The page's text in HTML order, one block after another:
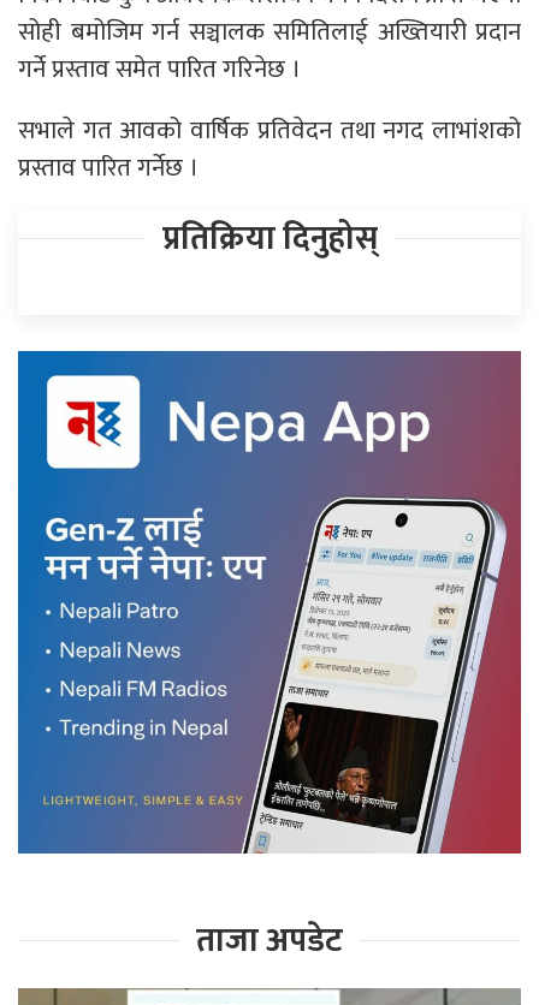
सोही बमोजिम गर्न सञ्चालक समितिलाई अख्तियारी प्रदान
गर्ने प्रस्ताव समेत पारित गरिनेछ ।
सभाले गत आवको वार्षिक प्रतिवेदन तथा नगद लाभांशको
प्रस्ताव पारित गर्नेछ ।
प्रतिक्रिया दिनुहोस्
ताजा अपडेट